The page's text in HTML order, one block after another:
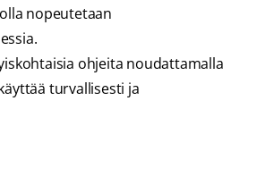
nopeutetaan
ohjeita noudattamalla
turvallisesti ja